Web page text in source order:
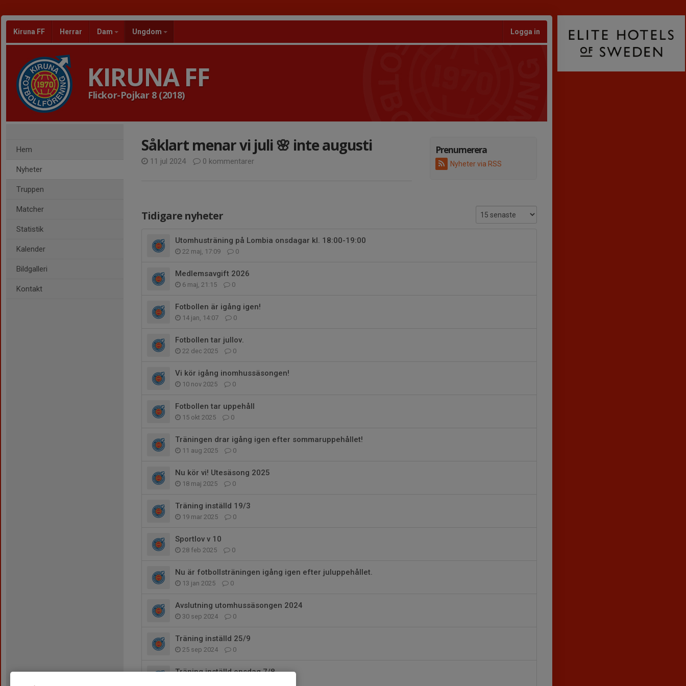
Kiruna FF Herrar Dam Ungdom Logga in
KIRUNA FF
Flickor-Pojkar 8 (2018)
Hem
Nyheter
Truppen
Matcher
Statistik
Kalender
Bildgalleri
Kontakt
Prenumerera
Nyheter via RSS
Såklart menar vi juli 🌸 inte augusti
11 jul 2024 0 kommentarer
Tidigare nyheter
Utomhusträning på Lombia onsdagar kl. 18:00-19:00
22 maj, 17:09 0
Medlemsavgift 2026
6 maj, 21:15 0
Fotbollen är igång igen!
14 jan, 14:07 0
Fotbollen tar jullov.
22 dec 2025 0
Vi kör igång inomhussäsongen!
10 nov 2025 0
Fotbollen tar uppehåll
15 okt 2025 0
Träningen drar igång igen efter sommaruppehållet!
11 aug 2025 0
Nu kör vi! Utesäsong 2025
18 maj 2025 0
Träning inställd 19/3
19 mar 2025 0
Sportlov v 10
28 feb 2025 0
Nu är fotbollsträningen igång igen efter juluppehållet.
13 jan 2025 0
Avslutning utomhussäsongen 2024
30 sep 2024 0
Träning inställd 25/9
25 sep 2024 0
Träning inställd onsdag 7/8